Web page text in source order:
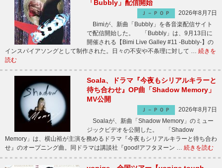
「Bubbly」配信開始
Ｊ－ＰＯＰ
2026年8月7日
Bimiが、新曲「Bubbly」を各音楽配信サイト
で配信開始した。 「Bubbly」は、9月13日に
開催される【Bimi Live Galley #11 -Bubbly-】の
インスパイアソングとして制作された。日々の不安や不条理に対して … 続きを
読む
Soala、ドラマ『今夜もシリアルキラーと
待ち合わせ』OP曲「Shadow Memory」
MV公開
Ｊ－ＰＯＰ
2026年8月7日
Soalaが、新曲「Shadow Memory」のミュー
ジックビデオを公開した。 「Shadow
Memory」は、横山裕が主演を務めるドラマ『今夜もシリアルキラーと待ち合わ
せ』のオープニング曲。同ドラマは講談社『good!アフタヌーン … 続きを読む